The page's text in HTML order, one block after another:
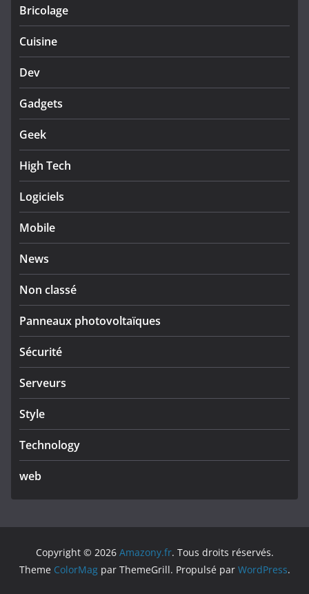
Bricolage
Cuisine
Dev
Gadgets
Geek
High Tech
Logiciels
Mobile
News
Non classé
Panneaux photovoltaïques
Sécurité
Serveurs
Style
Technology
web
Copyright © 2026 Amazony.fr. Tous droits réservés.
Theme ColorMagpar ThemeGrill. Propulsé par WordPress.